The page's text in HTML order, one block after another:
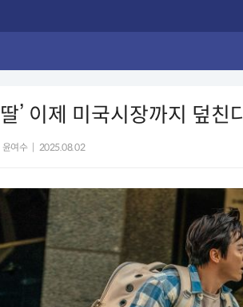
’ 이제 미국시장까지 덮친
윤여수 2025.08.02